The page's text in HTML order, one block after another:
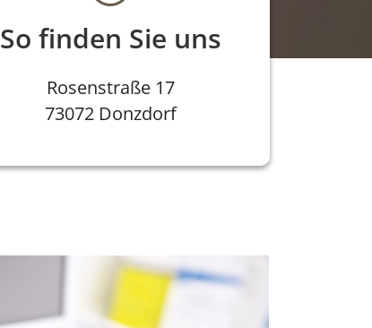
So finden Sie uns
Rosenstraße 17
73072 Donzdorf